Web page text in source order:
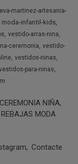
eva-martinez-artesania-
moda-infantil-kids
vestido-arras-nina
ceremonia vestido-
vestidos-ninas
para-ninas
CEREMONIA NIÑA
REBAJAS MODA
Contacte